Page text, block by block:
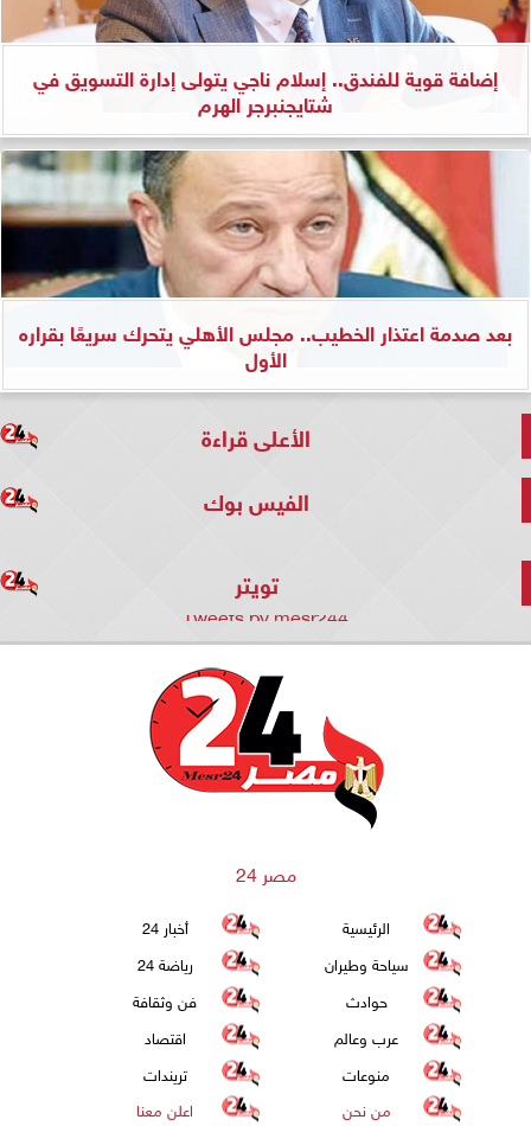
إضافة قوية للفندق.. إسلام ناجي يتولى إدارة التسويق في
شتايجنبرجر الهرم
بعد صدمة اعتذار الخطيب.. مجلس الأهلي يتحرك سريعًا بقراره
الأول
الأعلى قراءة
الفيس بوك
تويتر
Tweets by mesr244
مصر 24
الرئيسية
أخبار 24
سياحة وطيران
رياضة 24
حوادث
فن وثقافة
عرب وعالم
اقتصاد
منوعات
تريندات
من نحن
اعلن معنا